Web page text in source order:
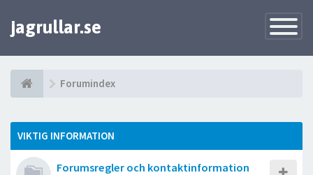
Toggle
jagrullar.se
Forumindex
VIKTIG INFORMATION
Forumsregler och kontaktinformation